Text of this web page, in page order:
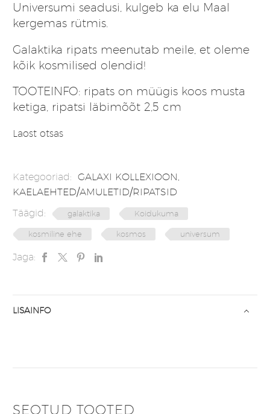
Universumi seadusi, kulgeb ka elu Maal
kergemas rütmis.
Galaktika ripats meenutab meile, et oleme
kõik kosmilised olendid!
TOOTEINFO: ripats on müügis koos musta
ketiga, ripatsi läbimõõt 2,5 cm
Laost otsas
Kategooriad: GALAXI KOLLEXIOON,
KAELAEHTED/AMULETID/RIPATSID
Täägid:
galaktika Koidukuma
kosmiline ehe kosmos universum
Jaga:
LISAINFO
SEOTUD TOOTED